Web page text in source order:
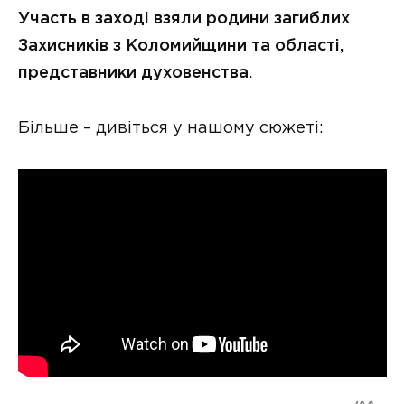
Участь в заході взяли родини загиблих
Захисників з Коломийщини та області,
представники духовенства.
Більше – дивіться у нашому сюжеті: